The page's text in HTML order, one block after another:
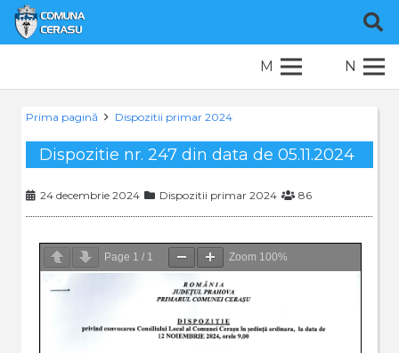
M N
Prima pagină Dispozitii primar 2024
Dispozitie nr. 247 din data de 05.11.2024
24 decembrie 2024 Dispozitii primar 2024 86
Page 1 / 1 Zoom 100%